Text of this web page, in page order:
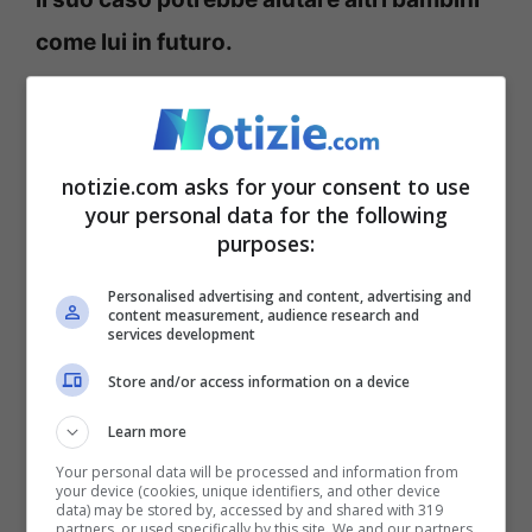
come lui in futuro.
Tutti i dettagli
La ragione per cui alcuni bambini
rispondono alle medicine, mentre altri no, è
biologiche” dei loro tumori individuali,
come ha precisato Grill.
presentava una mutazione estremamente
rara che riteniamo abbia reso le sue
cellule molto più sensibili al farmaco”, ha
notizie.com asks for your consent to use
your personal data for the following
purposes:
Personalised advertising and content, advertising and
content measurement, audience research and
services development
Store and/or access information on a device
Learn more
Your personal data will be processed and information from
your device (cookies, unique identifiers, and other device
data) may be stored by, accessed by and shared with 319